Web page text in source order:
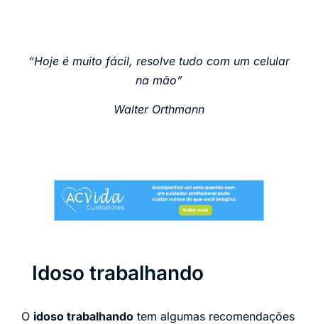
“Hoje é muito fácil, resolve tudo com um celular
na mão”
Walter Orthmann
Idoso trabalhando
O idoso trabalhando tem algumas recomendações